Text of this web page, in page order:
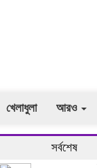
খেলাধুলা আরও
সর্বশেষ